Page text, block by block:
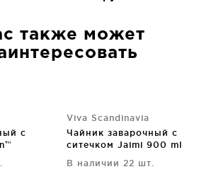
также может
с
Viva Scandinavia
Чайник заварочный с
ситечком Jaimi 900 ml
В наличии 22 шт.